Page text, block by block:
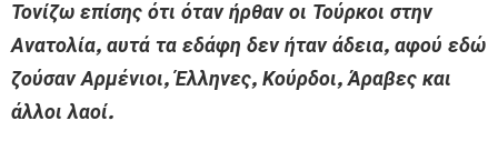
Τονίζω επίσης ότι όταν ήρθαν οι Τούρκοι στην
Ανατολία, αυτά τα εδάφη δεν ήταν άδεια, αφού εδώ
ζούσαν Αρμένιοι, Έλληνες, Κούρδοι, Άραβες και
άλλοι λαοί.